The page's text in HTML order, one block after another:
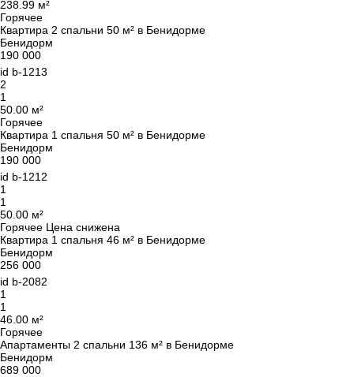
238.99 м²
Горячее
Квартира 2 спальни 50 м² в Бенидорме
Бенидорм
190 000
id b-1213
2
1
50.00 м²
Горячее
Квартира 1 спальня 50 м² в Бенидорме
Бенидорм
190 000
id b-1212
1
1
50.00 м²
Горячее Цена снижена
Квартира 1 спальня 46 м² в Бенидорме
Бенидорм
256 000
id b-2082
1
1
46.00 м²
Горячее
Апартаменты 2 спальни 136 м² в Бенидорме
Бенидорм
689 000
Спасибо!
запрос и ответим в
ближайшее время.оформлена.
Оставьте ваши контактные данные и мы